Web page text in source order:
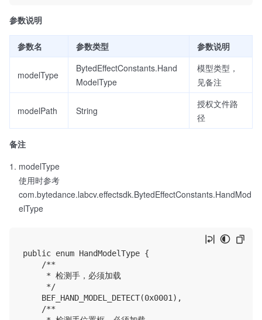
参数说明
参数名 参数类型 参数说明
modelType
BytedEffectConstants.Hand
ModelType
模型类型，
见备注
modelPath String
授权文件路
径
备注
modelType
使用时参考
com.bytedance.labcv.effectsdk.BytedEffectConstants.HandMod
elType
public enum HandModelType {
    /**
     * 检测手，必须加载
     */
    BEF_HAND_MODEL_DETECT(0x0001),
    /**